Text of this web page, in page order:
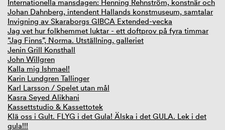
Internationella mansdagen: Henning Rehnström, konstnär och
Johan Dahnberg, intendent Hallands konstmuseum, samtalar
Invigning av Skaraborgs GIBCA Extended-vecka
Jag vet hur folkhemmet luktar - ett doftprov på fyra timmar
”Jag Finns”, Norma. Utställning, galleriet
Jenin Grill Konsthall
John Willgren
Kalla mig Ishmael!
Karin Lundgren Tallinger
Karl Larsson / Spelet utan mål
Kasra Seyed Alikhani
Kassettstudio & Kassettotek
Klä oss i Gult. FLYG i det Gula! Älska i det GULA. Lek i det
gula!!!